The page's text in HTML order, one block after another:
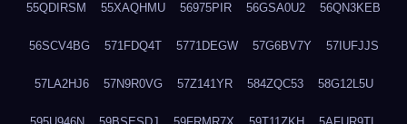
55QDIRSM 55XAQHMU 56975PIR 56GSA0U2 56QN3KEB
56SCV4BG 571FDQ4T 5771DEGW 57G6BV7Y 57IUFJJS
57LA2HJ6 57N9R0VG 57Z141YR 584ZQC53 58G12L5U